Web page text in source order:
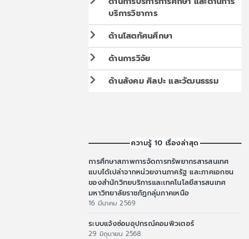
บริการวิชาการ
ด้านโสตทัศนศึกษา
ด้านการวิจัย
ด้านสังคม ศิลปะ และวัฒนธรรม
ความรู้ 10 เรื่องล่าสุด
การศึกษาสภาพการจัดการทรัพยากรสารสนเทศ
แบบได้เปล่าจากหน่วยงานภาครัฐ และภาคเอกชน
ของสำนักวิทยบริการและเทคโนโลยีสารสนเทศ
มหาวิทยาลัยราชภัฏกลุ่มภาคเหนือ
16 มีนาคม 2569
ระบบแจ้งซ่อมอุปกรณ์คอมพิวเตอร์
29 มิถุนายน 2568